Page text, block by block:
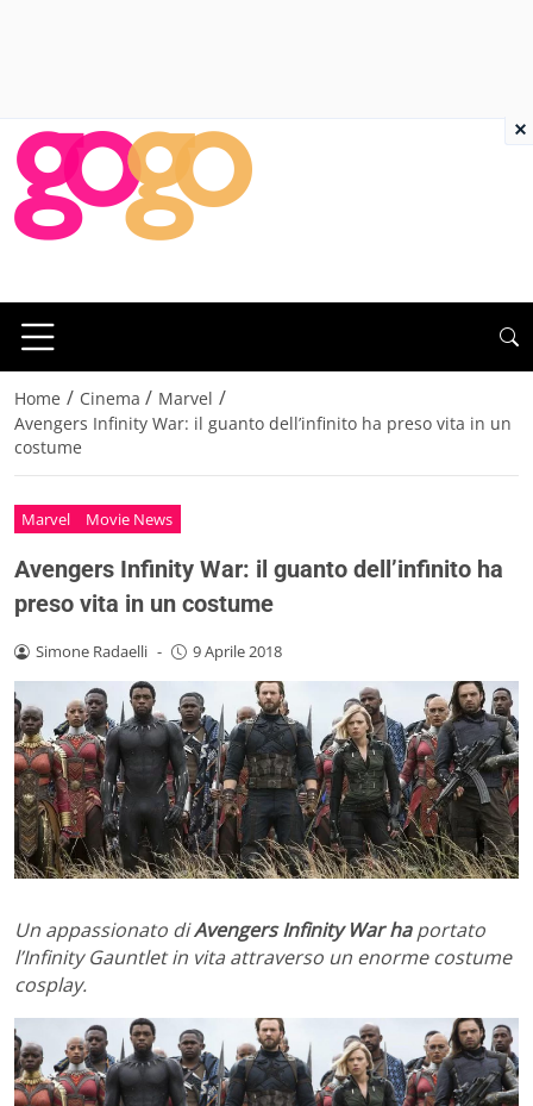
Home / Cinema / Marvel /
Avengers Infinity War: il guanto dell’infinito ha preso vita in un
costume
Marvel Movie News
Avengers Infinity War: il guanto dell’infinito ha
preso vita in un costume
Simone Radaelli - 9 Aprile 2018
Un appassionato diAvengers Infinity War haportato
l’Infinity Gauntlet in vita attraverso un enorme costume
cosplay.
×